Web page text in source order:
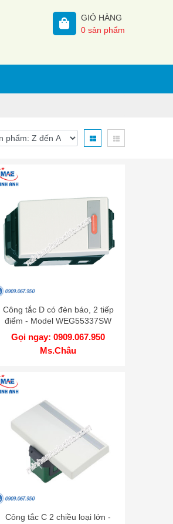
GIỎ HÀNG
0 sản phẩm
Công tắc D có đèn báo, 2 tiếp
điểm - Model WEG55337SW
Gọi ngay: 0909.067.950
Ms.Châu
Công tắc C 2 chiều loại lớn -